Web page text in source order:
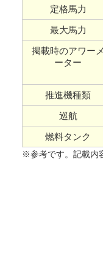
定格馬力
最大馬力
掲載時のアワーメ
ーター
推進機種類
巡航
燃料タンク
※参考です。記載内